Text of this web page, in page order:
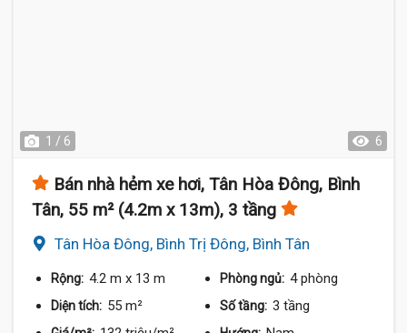
1 / 6 6
Bán nhà hẻm xe hơi, Tân Hòa Đông, Bình
Tân, 55 m² (4.2m x 13m), 3 tầng
Tân Hòa Đông, Bình Trị Đông, Bình Tân
Rộng: 4.2 m x 13 m Phòng ngủ: 4 phòng
Diện tích: 55 m² Số tầng: 3 tầng